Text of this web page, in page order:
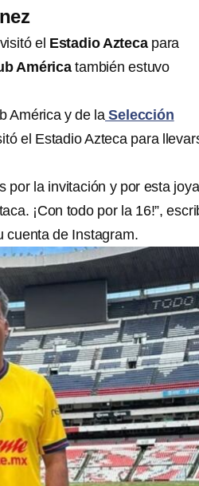
el Estadio Aztecapara
Américatambién estuvo
América y de la Selección
el Estadio Azteca para
por la invitación y por esta
¡Con todo por la 16!”,
cuenta de Instagram.